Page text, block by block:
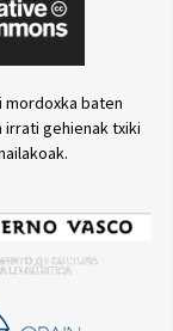
mordoxka baten
irrati gehienak txiki